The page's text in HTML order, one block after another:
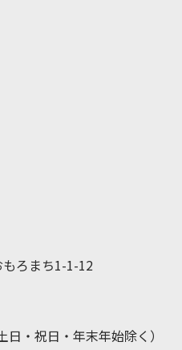
ろまち1-1-12
・祝日・年末年始除く）